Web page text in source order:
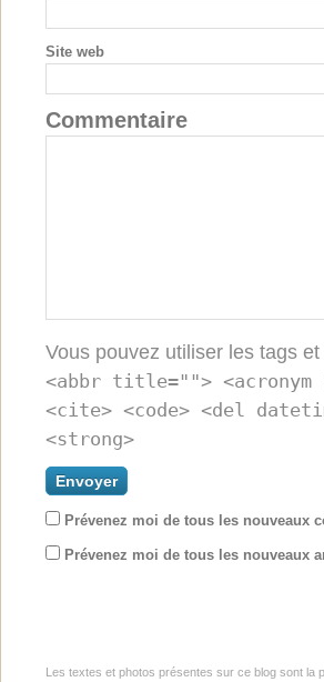
Site web
Commentaire
Vous pouvez utiliser les tags
<abbr title="">
<cite> <code> <del
<strong>
Prévenez moi de tous les nouveaux
Prévenez moi de tous les nouveaux
Les textes et photos présentes sur ce blog sont